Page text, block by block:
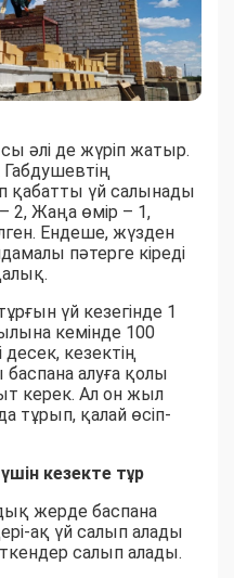
әлі де жүріп жатыр.
Габдушевтің
қабатты үй салынады
2, Жаңа өмір – 1,
Ендеше, жүзден
пәтерге кіреді
үй кезегінде 1
кемінде 100
десек, кезектің
алуға қолы
керек. Ал он жыл
тұрып, қалай өсіп-
кезекте тұр
жерде баспана
ақ үй салып алады
салып алады.